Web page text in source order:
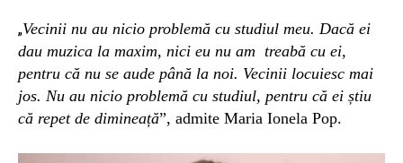
„Vecinii nu au nicio problemă cu studiul meu. Dacă ei
dau muzica la maxim, nici eu nu am treabă cu ei,
pentru că nu se aude până la noi. Vecinii locuiesc mai
jos. Nu au nicio problemă cu studiul, pentru că ei știu
că repet de dimineață”, admite Maria Ionela Pop.